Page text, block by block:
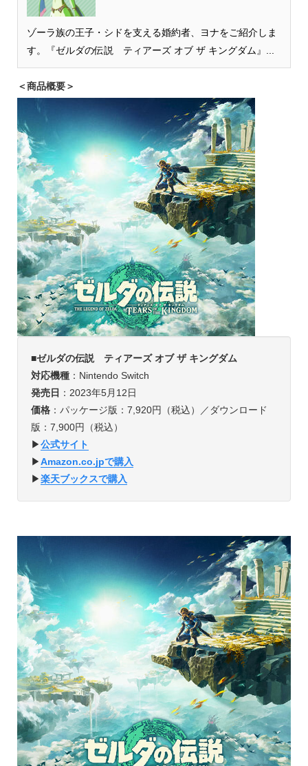
ゾーラ族の王子・シドを支える婚約者、ヨナをご紹介しま
す。『ゼルダの伝説 ティアーズ オブ ザ キングダム』...
＜商品概要＞
■ゼルダの伝説 ティアーズ オブ ザ キングダム
対応機種：Nintendo Switch
発売日 ：2023年5月12日
価格：パッケージ版：7,920円（税込）／ダウンロード
版：7,900円（税込）
▶︎公式サイト
▶︎Amazon.co.jpで購入
▶︎楽天ブックスで購入